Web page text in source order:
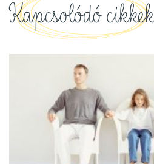
Kapcsolódó cikkek